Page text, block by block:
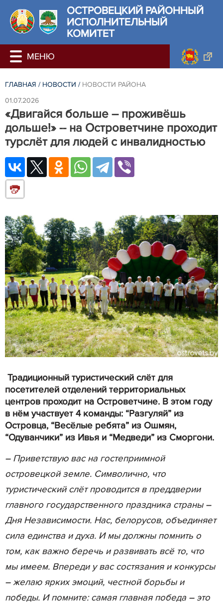
ОСТРОВЕЦКИЙ РАЙОННЫЙ
ИСПОЛНИТЕЛЬНЫЙ
КОМИТЕТ
ГЛАВНАЯ / НОВОСТИ / НОВОСТИ РАЙОНА
01.07.2026
«Двигайся больше – проживёшь
дольше!» -- на Островетчине проходит
турслёт для людей с инвалидностью
Традиционный туристический слёт для
посетителей отделений территориальных
центров проходит на Островетчине. В этом году
в нём участвует 4 команды: “Разгуляй” из
Островца, “Весёлые ребята” из Ошмян,
“Одуванчики” из Ивья и “Медведи” из Сморгони.
– Приветствую вас на гостеприимной
островецкой земле. Символично, что
туристический слёт проводится в преддверии
главного государственного праздника страны –
Дня Независимости. Нас, белорусов, объединяет
сила единства и духа. И мы должны помнить о
том, как важно беречь и развивать всё то, что
мы имеем. Впереди у вас состязания и конкурсы
– желаю ярких эмоций, честной борьбы и
победы. И помните: самая главная победа –это